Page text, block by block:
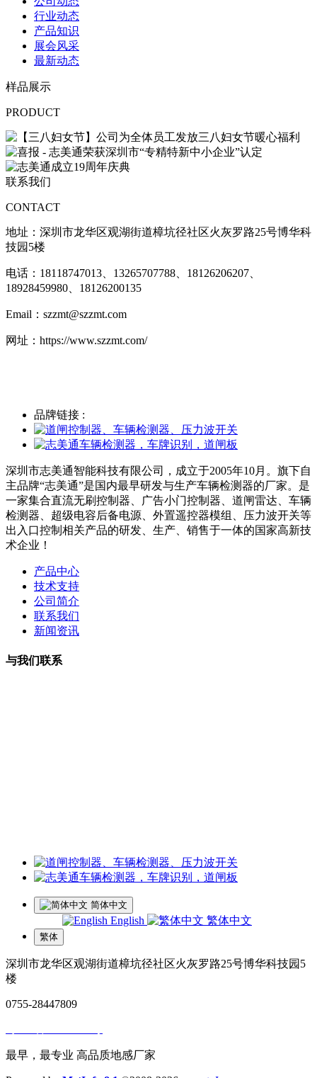
行业动态
产品知识
展会风采
最新动态
样品展示
PRODUCT
联系我们
CONTACT
地址： 深圳市龙华区观湖街道樟坑径社区火灰罗路25号博华科
技园5楼
电话：18118747013、 13265707788、18126206207、
18928459980、18126200135
Email：szzmt@szzmt.com
网址：https://www.szzmt.com/
品牌链接 :
深圳市志美通智能科技有限公司，成立于2005年10月。旗下自
主品牌“志美通”是国内最早研发与生产车辆检测器的厂家。是
一家集合直流无刷控制器、广告小门控制器、道闸雷达、车辆
检测器、超级电容后备电源、外置遥控器模组、压力波开关等
出入口控制相关产品的研发、生产、销售于一体的国家高新技
术企业！
产品中心
技术支持
公司简介
联系我们
新闻资讯
与我们联系
简体中文
English 繁体中文
繁体
深圳市龙华区观湖街道樟坑径社区火灰罗路25号博华科技园5
楼
0755-28447809
最早，最专业 高品质地感厂家